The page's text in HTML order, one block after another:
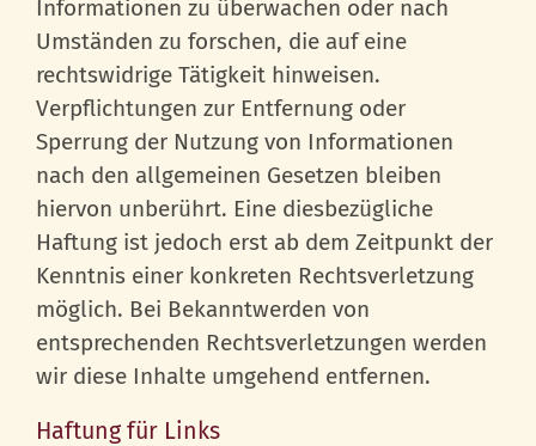
Informationen zu überwachen oder nach
Umständen zu forschen, die auf eine
rechtswidrige Tätigkeit hinweisen.
Verpflichtungen zur Entfernung oder
Sperrung der Nutzung von Informationen
nach den allgemeinen Gesetzen bleiben
hiervon unberührt. Eine diesbezügliche
Haftung ist jedoch erst ab dem Zeitpunkt der
Kenntnis einer konkreten Rechtsverletzung
möglich. Bei Bekanntwerden von
entsprechenden Rechtsverletzungen werden
wir diese Inhalte umgehend entfernen.
Haftung für Links